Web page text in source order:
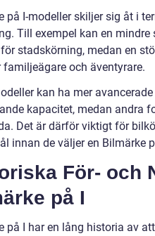
på I-modeller skiljer sig åt i
Till exempel kan en
stadskörning, medan en
och äventyrare.
kan ha mer
kapacitet, medan andra
Det är därför viktigt för
innan de väljer en Bilmärke
För- och
på I
på I har en lång historia av